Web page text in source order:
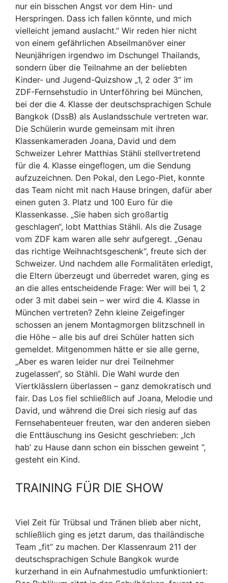
nur ein bisschen Angst vor dem Hin- und
Herspringen. Dass ich fallen könnte, und mich
vielleicht jemand auslacht.” Wir reden hier nicht
von einem gefährlichen Abseilmanöver einer
Neunjährigen irgendwo im Dschungel Thailands,
sondern über die Teilnahme an der beliebten
Kinder- und Jugend-Quizshow „1, 2 oder 3“ im
ZDF-Fernsehstudio in Unterföhring bei München,
bei der die 4. Klasse der deutschsprachigen Schule
Bangkok (DssB) als Auslandsschule vertreten war.
Die Schülerin wurde gemeinsam mit ihren
Klassenkameraden Joana, David und dem
Schweizer Lehrer Matthias Stähli stellvertretend
für die 4. Klasse eingeflogen, um die Sendung
aufzuzeichnen. Den Pokal, den Lego-Piet, konnte
das Team nicht mit nach Hause bringen, dafür aber
einen guten 3. Platz und 100 Euro für die
Klassenkasse. „Sie haben sich großartig
geschlagen“, lobt Matthias Stähli. Als die Zusage
vom ZDF kam waren alle sehr aufgeregt. „Genau
das richtige Weihnachtsgeschenk“, freute sich der
Schweizer. Und nachdem alle Formalitäten erledigt,
die Eltern überzeugt und überredet waren, ging es
an die alles entscheidende Frage: Wer will bei 1, 2
oder 3 mit dabei sein – wer wird die 4. Klasse in
München vertreten? Zehn kleine Zeigefinger
schossen an jenem Montagmorgen blitzschnell in
die Höhe – alle bis auf drei Schüler hatten sich
gemeldet. Mitgenommen hätte er sie alle gerne,
„Aber es waren leider nur drei Teilnehmer
zugelassen“, so Stähli. Die Wahl wurde den
Viertklässlern überlassen – ganz demokratisch und
fair. Das Los fiel schließlich auf Joana, Melodie und
David, und während die Drei sich riesig auf das
Fernsehabenteuer freuten, war den anderen sieben
die Enttäuschung ins Gesicht geschrieben: „Ich
hab’ zu Hause dann schon ein bisschen geweint ”,
gesteht ein Kind.
TRAINING FÜR DIE SHOW
Viel Zeit für Trübsal und Tränen blieb aber nicht,
schließlich ging es jetzt darum, das thailändische
Team „fit” zu machen. Der Klassenraum 211 der
deutschsprachigen Schule Bangkok wurde
kurzerhand in ein Aufnahmestudio umfunktioniert: